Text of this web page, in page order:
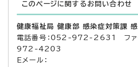
このページに関する お問い合わせ
健康福祉局 健康部 感染症対策課
電話番号：052-972-2631 ファ
972-4203
Eメール：